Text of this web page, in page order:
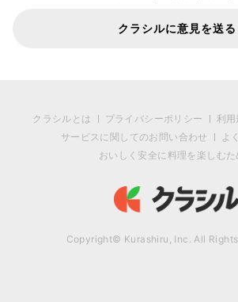
クラシルに意見を送る
クラシルとは プライバシーポリシー 利用
サービスに関してのお問い合わせ
よ
おいしく安全に料理を楽しむた
Copyright© Kurashiru, Inc. All